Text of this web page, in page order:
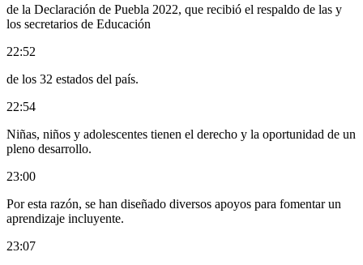
de la Declaración de Puebla 2022, que recibió el respaldo de las y
los secretarios de Educación
22:52
de los 32 estados del país.
22:54
Niñas, niños y adolescentes tienen el derecho y la oportunidad de un
pleno desarrollo.
23:00
Por esta razón, se han diseñado diversos apoyos para fomentar un
aprendizaje incluyente.
23:07